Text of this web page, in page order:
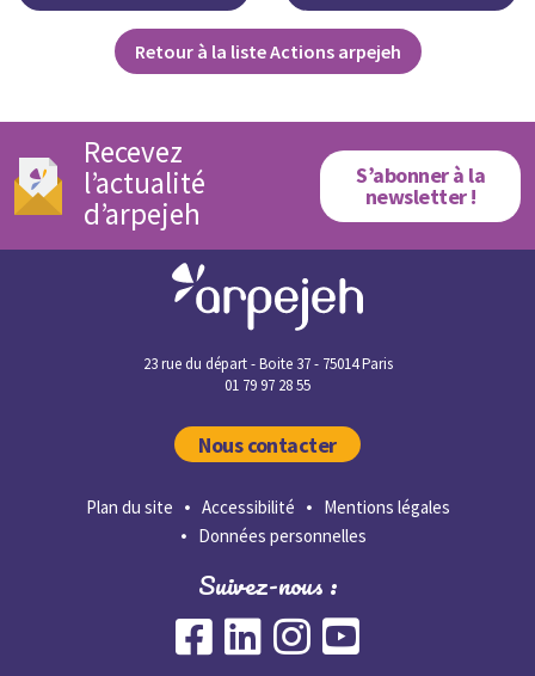
Retour à la liste Actions arpejeh
Recevez
l’actualité
d’arpejeh
S’abonner à la
newsletter !
23 rue du départ - Boite 37 - 75014 Paris
01 79 97 28 55
Nous contacter
Plan du site Accessibilité
Mentions légales
Données personnelles
Suivez-nous :